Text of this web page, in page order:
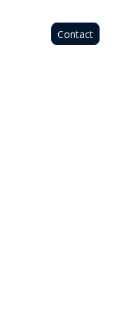
Contact